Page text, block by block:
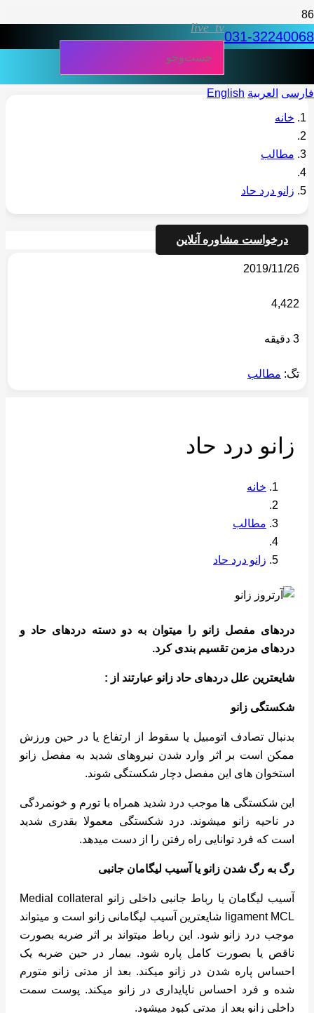
031-32240068
live_tv
فارسی العربية English
خانه
مطالب
زانو درد حاد
درخواست مشاوره آنلاین
2019/11/26
4,422
3 دقیقه
تگ: مطالب
زانو درد حاد
خانه
مطالب
زانو درد حاد
دردهای مفصل زانو را میتوان به دو دسته دردهای حاد و
دردهای مزمن تقسیم بندی کرد.
شایعترین علل دردهای حاد زانو عبارتند از :
شکستگی زانو
بدنبال تصادف اتومبیل یا سقوط از ارتفاع یا در حین ورزش
ممکن است بر اثر وارد شدن نیروهای شدید به مفصل زانو
استخوان های این مفصل دچار شکستگی شوند.
این شکستگی ها موجب درد شدید همراه با تورم و خونمردگی
در ناحیه زانو میشوند. درد شکستگی معمولا بقدری شدید
است که فرد توانایی راه رفتن را از دست میدهد.
رگ به رگ شدن زانو یا آسیب لیگامان جانبی
آسیب لیگامان یا رباط جانبی داخلی زانو
Medial collateral
ligament MCL
شایعترین آسیب لیگامانی زانو است و میتواند
موجب درد زانو شود. این رباط میتواند بر اثر ضربه بصورت
ناقص یا بصورت کامل پاره شود. بیمار در حین ضربه یک
احساس پاره شدن در زانو میکند. بعد از مدتی زانو متورم
شده و فرد احساس ناپایداری در زانو میکند. پوست سمت
داخلی زانو بعد از مدتی کبود میشود.